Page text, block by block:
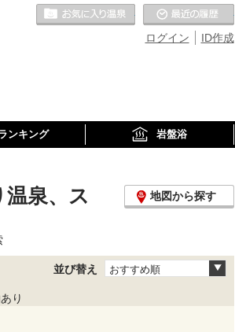
ID作成
ログイン
お気に入りの温泉
ンキング 岩盤浴
泉、ス
地図から探す
並び替え おすすめ順
り